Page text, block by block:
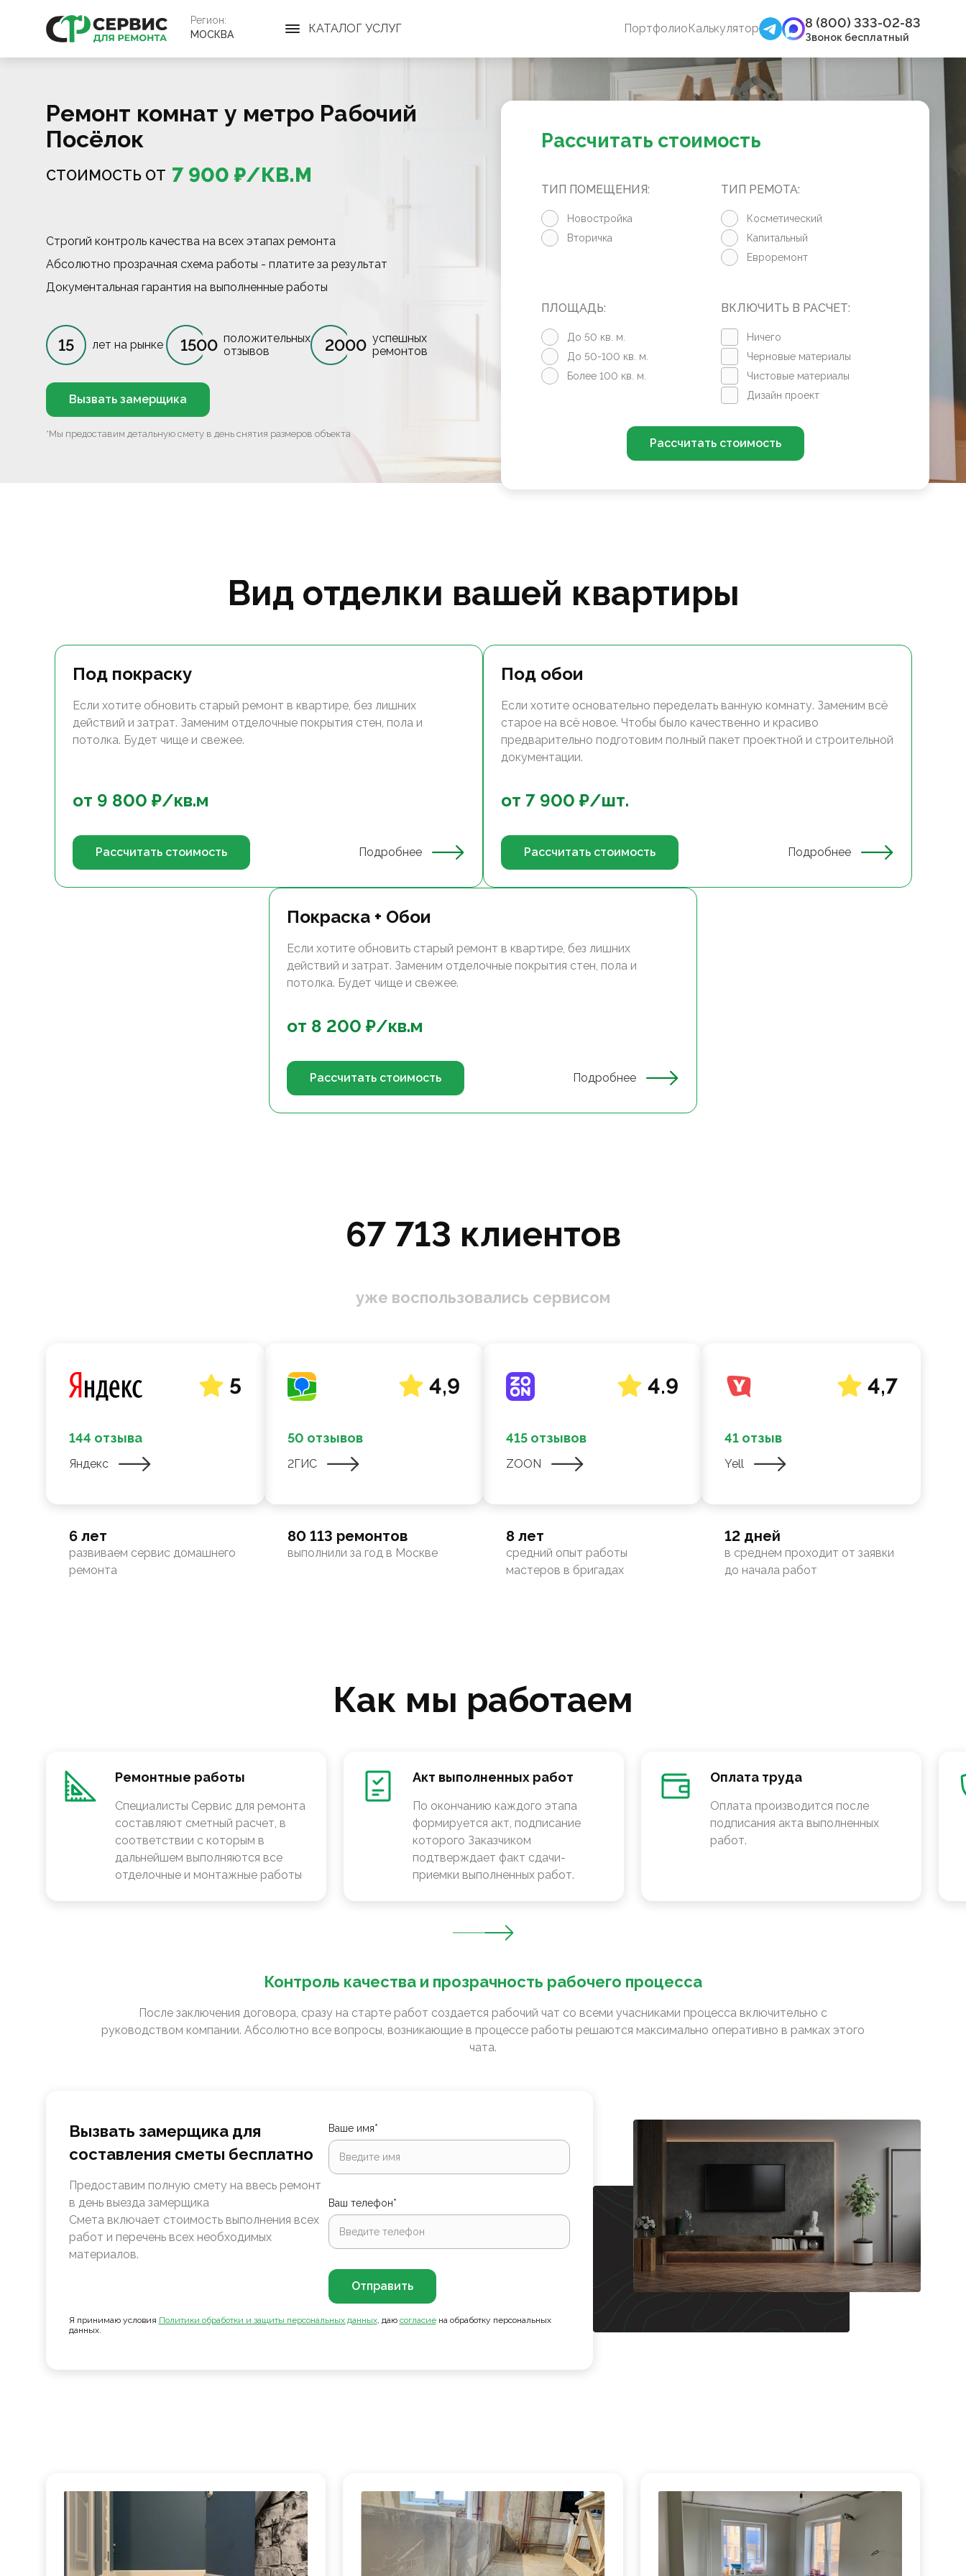
Регион:
МОСКВА
КАТАЛОГ УСЛУГ ПортфолиоКалькулятор 8 (800) 333-02-83
Звонок бесплатный
Ремонт комнат у метро Рабочий
Посёлок
СТОИМОСТЬ ОТ 7 900 ₽/КВ.М
Строгий контроль качества на всех этапах ремонта
Абсолютно прозрачная схема работы - платите за результат
Документальная гарантия на выполненные работы
15 лет на рынке 1500 положительных
отзывов
2000 успешных
ремонтов
Вызвать замерщика
*Мы предоставим детальную смету в день снятия размеров объекта
Рассчитать стоимость
ТИП ПОМЕЩЕНИЯ:
Новостройка
Вторичка
ТИП РЕМОТА:
Косметический
Капитальный
Евроремонт
ПЛОЩАДЬ:
До 50 кв. м.
До 50-100 кв. м.
Более 100 кв. м.
ВКЛЮЧИТЬ В РАСЧЕТ:
Ничего
Черновые материалы
Чистовые материалы
Дизайн проект
Рассчитать стоимость
Вид отделки вашей квартиры
Под покраску
Если хотите обновить старый ремонт в квартире, без лишних
действий и затрат. Заменим отделочные покрытия стен, пола и
потолка. Будет чище и свежее.
от 9 800 ₽/кв.м
Рассчитать стоимость Подробнее
Под обои
Если хотите основательно переделать ванную комнату. Заменим всё
старое на всё новое. Чтобы было качественно и красиво
предварительно подготовим полный пакет проектной и строительной
документации.
от 7 900 ₽/шт.
Рассчитать стоимость Подробнее
Покраска + Обои
Если хотите обновить старый ремонт в квартире, без лишних
действий и затрат. Заменим отделочные покрытия стен, пола и
потолка. Будет чище и свежее.
от 8 200 ₽/кв.м
Рассчитать стоимость Подробнее
67 713 клиентов
уже воспользовались сервисом
5
144 отзыва
Яндекс
6 лет
развиваем сервис домашнего
ремонта
4,9
50 отзывов
2ГИС
80 113 ремонтов
выполнили за год в Москве
4.9
415 отзывов
ZOON
8 лет
средний опыт работы
мастеров в бригадах
4,7
41 отзыв
Yell
12 дней
в среднем проходит от заявки
до начала работ
Как мы работаем
Ремонтные работы
Специалисты Сервис для ремонта
составляют сметный расчет, в
соответствии с которым в
дальнейшем выполняются все
отделочные и монтажные работы
Акт выполненных работ
По окончанию каждого этапа
формируется акт, подписание
которого Заказчиком
подтверждает факт сдачи-
приемки выполненных работ.
Оплата труда
Оплата производится после
подписания акта выполненных
работ.
Контроль качества и прозрачность рабочего процесса
После заключения договора, сразу на старте работ создается рабочий чат со всеми учасниками процесса включительно с
руководством компании. Абсолютно все вопросы, возникающие в процессе работы решаются максимально оперативно в рамках этого
чата.
Вызвать замерщика для
составления сметы бесплатно
Предоставим полную смету на ввесь ремонт
в день выезда замерщика
Смета включает стоимость выполнения всех
работ и перечень всех необходимых
материалов.
Ваше имя*
Ваш телефон*
Отправить
Я принимаю условия Политики обработки и защиты персональных данных, даю согласие на обработку персональных
данных.